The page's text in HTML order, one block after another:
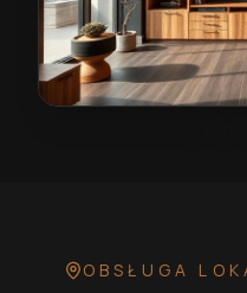
OBSŁUGA